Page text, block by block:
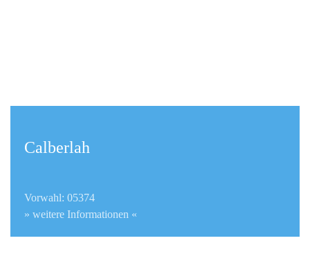
Calberlah
Vorwahl: 05374
» weitere Informationen «